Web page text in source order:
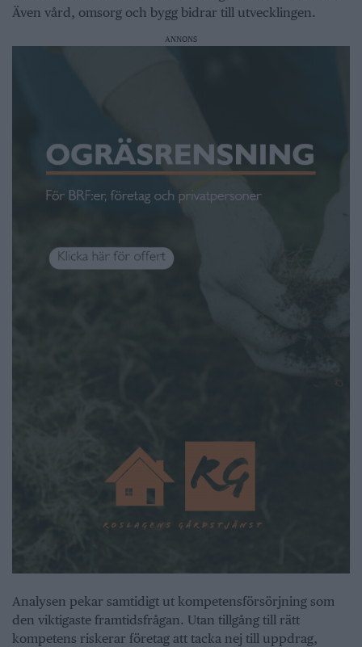
Även vård, omsorg och bygg bidrar till utvecklingen.
ANNONS
Analysen pekar samtidigt ut kompetensförsörjning som
den viktigaste framtidsfrågan. Utan tillgång till rätt
kompetens riskerar företag att tacka nej till uppdrag,